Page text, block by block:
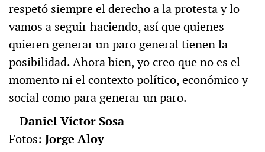
respetó siempre el derecho a la protesta y lo
vamos a seguir haciendo, así que quienes
quieren generar un paro general tienen la
posibilidad. Ahora bien, yo creo que no es el
momento ni el contexto político, económico y
social como para generar un paro.
—Daniel Víctor Sosa
Fotos: Jorge Aloy